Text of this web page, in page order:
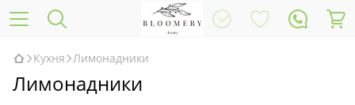
Кухня Лимонадники
Лимонадники